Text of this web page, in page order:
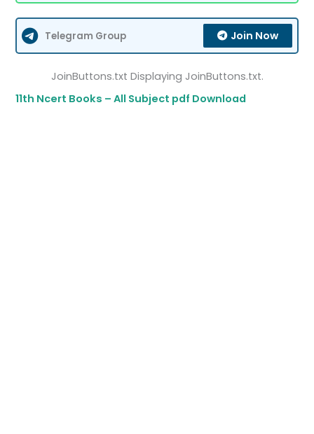
Telegram Group Join Now
JoinButtons.txt Displaying JoinButtons.txt.
11th Ncert Books – All Subject pdf Download